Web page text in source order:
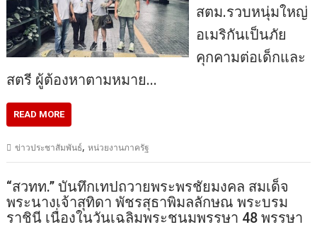
สตม.รวบหนุ่มใหญ่
อเมริกันเป็นภัย
คุกคามต่อเด็กและ
สตรี ผู้ต้องหาตามหมาย…
READ MORE
ข่าวประชาสัมพันธ์,หน่วยงานภาครัฐ
“สวทท.” บันทึกเทปถวายพระพรชัยมงคล สมเด็จ
พระนางเจ้าสุทิดา พัชรสุธาพิมลลักษณ พระบรม
ราชินี เนื่องในวันเฉลิมพระชนมพรรษา 48 พรรษา